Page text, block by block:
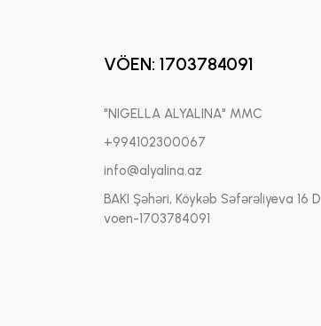
VÖEN: 1703784091
"NIGELLA ALYALINA" MMC
+994102300067
info@alyalina.az
BAKI Şəhəri, Köykəb Səfərəliyeva 16 D
voen-1703784091